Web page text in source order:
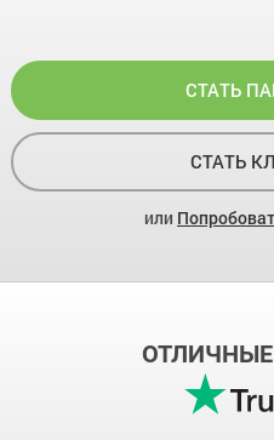
СТАТЬ
СТАТЬ
или